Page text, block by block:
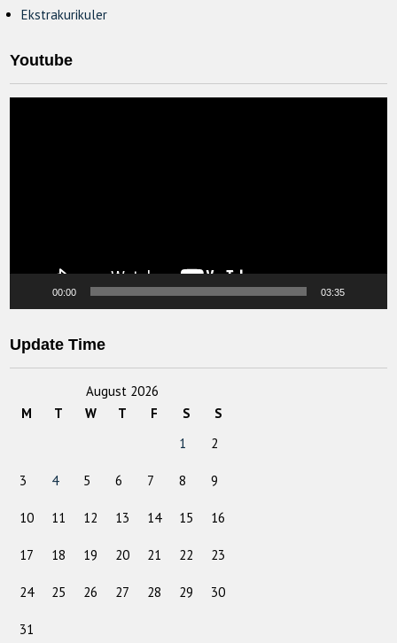
Ekstrakurikuler
Youtube
00:00 03:35
Update Time
August 2026
M
T W T F S
S
1
2
3 4 5 6 7 8 9
10 11 12 13 14 15 16
17 18 19 20 21 22 23
24 25 26 27 28 29 30
31